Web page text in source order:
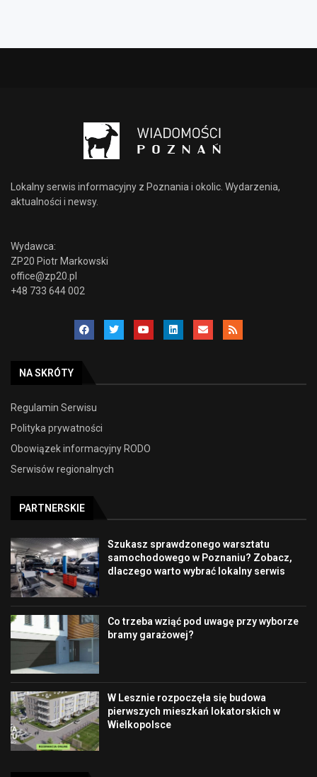
Lokalny serwis informacyjny z Poznania i okolic. Wydarzenia,
aktualności i newsy.
Wydawca:
ZP20 Piotr Markowski
office@zp20.pl
+48 733 644 002
NA SKRÓTY
Regulamin Serwisu
Polityka prywatności
Obowiązek informacyjny RODO
Serwisów regionalnych
PARTNERSKIE
Szukasz sprawdzonego warsztatu
samochodowego w Poznaniu? Zobacz,
dlaczego warto wybrać lokalny serwis
Co trzeba wziąć pod uwagę przy wyborze
bramy garażowej?
W Lesznie rozpoczęła się budowa
pierwszych mieszkań lokatorskich w
Wielkopolsce